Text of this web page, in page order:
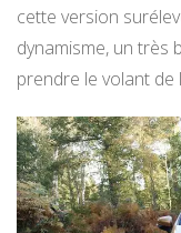
cette version
dynamisme, un très
prendre le volant de